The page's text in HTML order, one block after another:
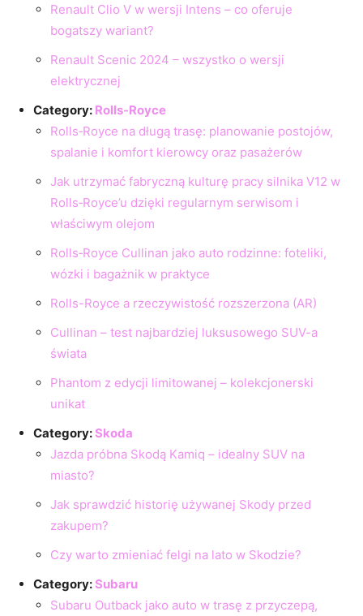
Renault Clio V w wersji Intens – co oferuje
bogatszy wariant?
Renault Scenic 2024 – wszystko o wersji
elektrycznej
Category: Rolls-Royce
Rolls‑Royce na długą trasę: planowanie postojów,
spalanie i komfort kierowcy oraz pasażerów
Jak utrzymać fabryczną kulturę pracy silnika V12 w
Rolls‑Royce’u dzięki regularnym serwisom i
właściwym olejom
Rolls‑Royce Cullinan jako auto rodzinne: foteliki,
wózki i bagażnik w praktyce
Rolls-Royce a rzeczywistość rozszerzona (AR)
Cullinan – test najbardziej luksusowego SUV-a
świata
Phantom z edycji limitowanej – kolekcjonerski
unikat
Category:Skoda
Jazda próbna Skodą Kamiq – idealny SUV na
miasto?
Jak sprawdzić historię używanej Skody przed
zakupem?
Czy warto zmieniać felgi na lato w Skodzie?
Category:Subaru
Subaru Outback jako auto w trasę z przyczepą,